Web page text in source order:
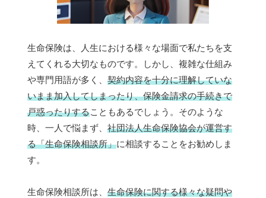
生命保険は、人生における様々な場面で私たちを支
えてくれる大切なものです。しかし、複雑な仕組み
や専門用語が多く、 契約内容を十分に理解していな
いまま加入してしまったり、保険金請求の手続きで
戸惑ったりすることもあるでしょう。そのような
時、一人で悩まず、 社団法人生命保険協会が運営す
る「生命保険相談所」に相談することをお勧めしま
す。
生命保険相談所は、 生命保険に関する様々な疑問や